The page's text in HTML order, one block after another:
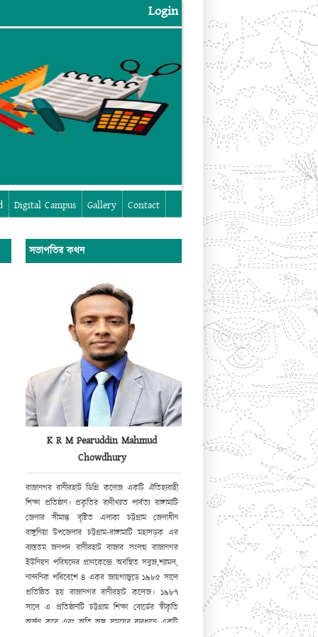
Login
Digital Campus Gallery Contact
সভাপতির কথন
K R M Pearuddin Mahmud
Chowdhury
রাজানগর রানীরহাট ডিগ্রি কলেজ একটি ঐতিহ্যবাহী
শিক্ষা প্রতিষ্ঠান। প্রকৃতির রাণীখ্যাত পার্বত্য রাঙ্গামাটি
জেলার সীমান্ত বৃষ্টিত এলাকা চট্টগ্রাম জেলাধীন
রাঙ্গুনিয়া উপজেলার চট্টগ্রাম-রাঙ্গামাটি মহাসড়ক এর
ব্যস্ততম জনপদ রানীরহাট বাজার সংলগ্ন রাজানগর
ইউনিয়ন পরিষদের প্রাণকেন্দ্রে অবস্থিত সবুজ,শ্যামল,
নান্দনিক পরিবেশে ৪ একর জায়গাজুড়ে ১৯৮৫ সালে
প্রতিষ্ঠিত হয় রাজানগর রানীরহাট কলেজ। ১৯৮৭
সালে এ প্রতিষ্ঠানটি চট্টগ্রাম শিক্ষা বোর্ডের স্বীকৃতি
অর্জন করে এবং অতি অল্প সময়ের ব্যবধানে একটি